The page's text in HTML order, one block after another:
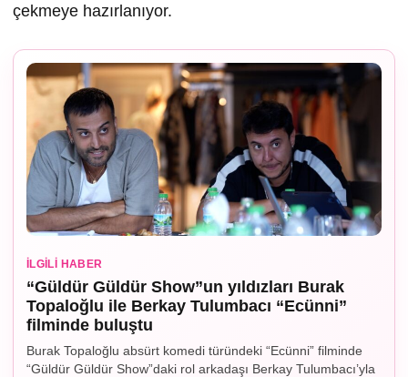
çekmeye hazırlanıyor.
İLGILI HABER
“Güldür Güldür Show”un yıldızları Burak
Topaloğlu ile Berkay Tulumbacı “Ecünni”
filminde buluştu
Burak Topaloğlu absürt komedi türündeki “Ecünni” filminde
“Güldür Güldür Show”daki rol arkadaşı Berkay Tulumbacı’yla